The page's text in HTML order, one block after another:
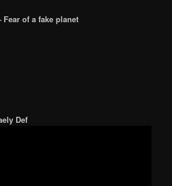
Fear of a fake planet
Def